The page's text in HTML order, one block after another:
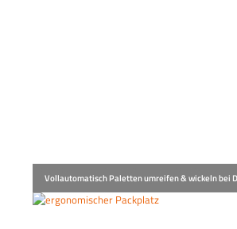
Vollautomatisch Paletten umreifen & wickeln bei